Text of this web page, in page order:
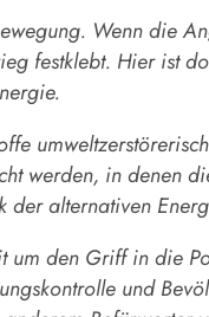
Wenn die
festklebt. Hier ist
werden, in denen
der alternativen
um den Griff in die
und